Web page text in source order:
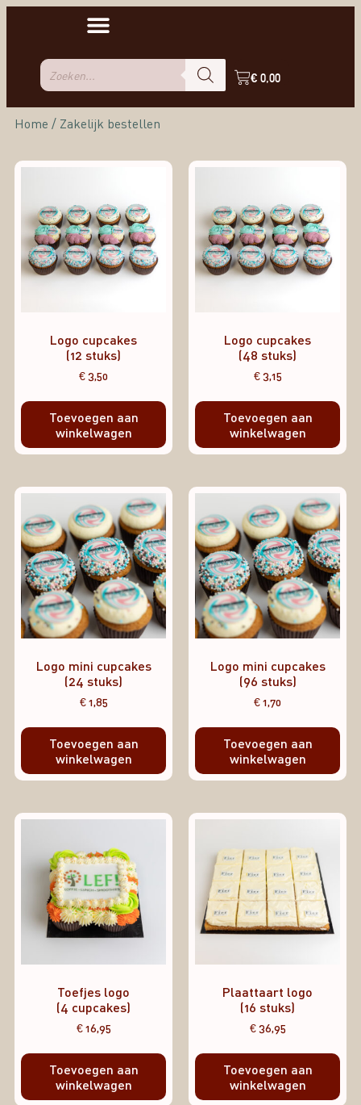
€0,00
Home / Zakelijk bestellen
Logo cupcakes
(12 stuks)
€3,50
Toevoegen aan
winkelwagen
Logo cupcakes
(48 stuks)
€3,15
Toevoegen aan
winkelwagen
Logo mini cupcakes
(24 stuks)
€1,85
Toevoegen aan
winkelwagen
Logo mini cupcakes
(96 stuks)
€1,70
Toevoegen aan
winkelwagen
Toefjes logo
(4 cupcakes)
€16,95
Toevoegen aan
winkelwagen
Plaattaart logo
(16 stuks)
€36,95
Toevoegen aan
winkelwagen